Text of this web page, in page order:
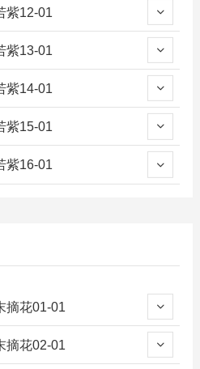
紫12-01
紫13-01
紫14-01
紫15-01
紫16-01
摘花01-01
摘花02-01